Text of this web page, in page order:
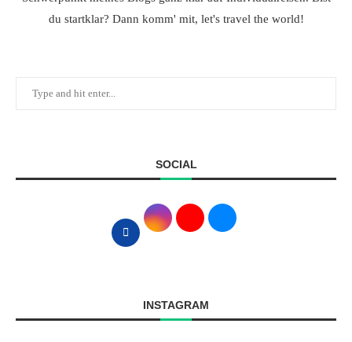
du startklar? Dann komm' mit, let's travel the world!
SOCIAL
INSTAGRAM